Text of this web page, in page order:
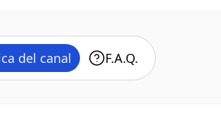
del canal F.A.Q.